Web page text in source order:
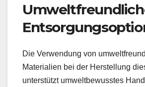
Die Verwendung von
Materialien bei der Herstellung
unterstützt umweltbewusstes